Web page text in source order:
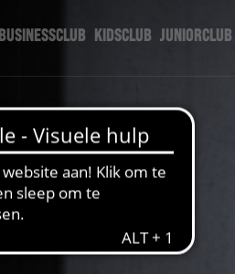
BUSINESSCLUB KIDSCLUB JUNIORCLUB